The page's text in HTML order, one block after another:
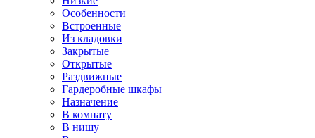
Особенности
Встроенные
Из кладовки
Закрытые
Открытые
Раздвижные
Гардеробные шкафы
Назначение
В комнату
В нишу